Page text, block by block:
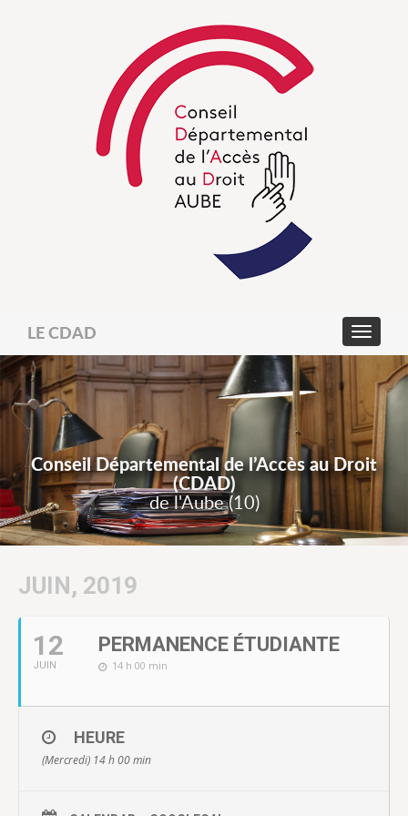
LE CDAD
Conseil Départemental de l’Accès au Droit
(CDAD)
de l'Aube (10)
JUIN, 2019
12
JUIN
PERMANENCE ÉTUDIANTE
14 h 00 min
HEURE
(Mercredi) 14 h 00 min